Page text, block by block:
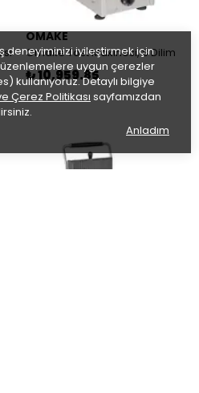
deneyiminizi iyileştirmek için
uygun çerezler
kullanıyoruz. Detaylı bilgiye
Çerez Politikası sayfamızdan
Anladım
OMAKE
Omake Tost Makinesi, 8 Dilim
₺ 10,959.85